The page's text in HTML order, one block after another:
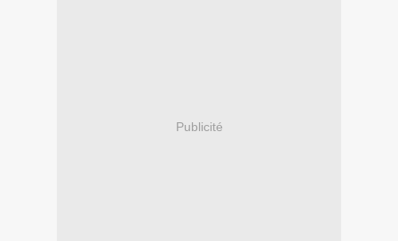
Publicité